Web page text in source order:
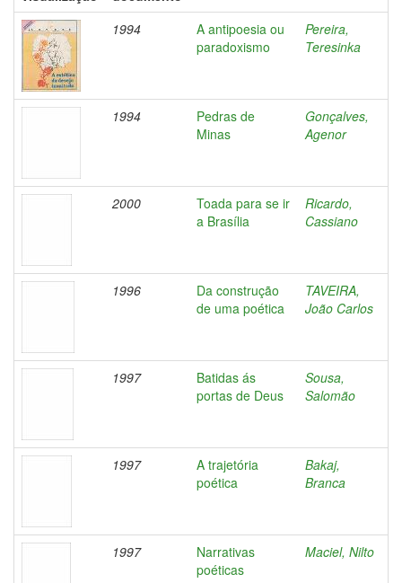
1994
A antipoesia ou
paradoxismo
Pereira,
Teresinka
1994
Pedras de
Minas
Gonçalves,
Agenor
2000
Toada para se ir
a Brasília
Ricardo,
Cassiano
1996
Da construção
de uma poética
TAVEIRA,
João Carlos
1997
Batidas ás
portas de Deus
Sousa,
Salomão
1997
A trajetória
poética
Bakaj,
Branca
1997
Narrativas
poéticas
Maciel, Nilto